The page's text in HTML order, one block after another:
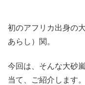
初のアフリカ出身の
あらし）関。
今回は、そんな大砂
当て、ご紹介します。